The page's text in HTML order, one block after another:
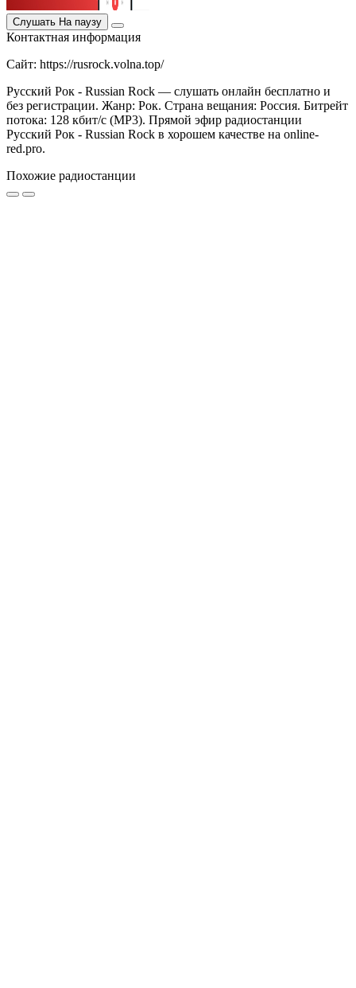
Слушать На паузу
Контактная информация
Сайт: https://rusrock.volna.top/
Русский Рок - Russian Rock — слушать онлайн бесплатно и
без регистрации. Жанр: Рок. Страна вещания: Россия. Битрейт
потока: 128 кбит/с (MP3). Прямой эфир радиостанции
Русский Рок - Russian Rock в хорошем качестве на online-
red.pro.
Похожие радиостанции